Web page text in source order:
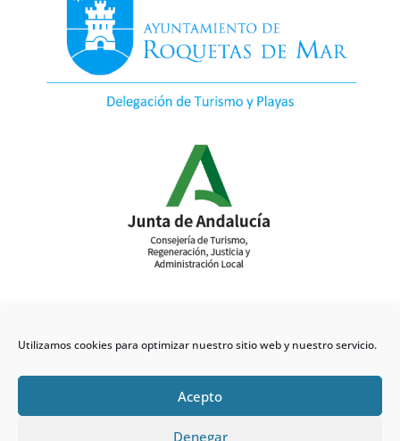
Utilizamos cookies para optimizar nuestro sitio web y nuestro servicio.
Acepto
Denegar